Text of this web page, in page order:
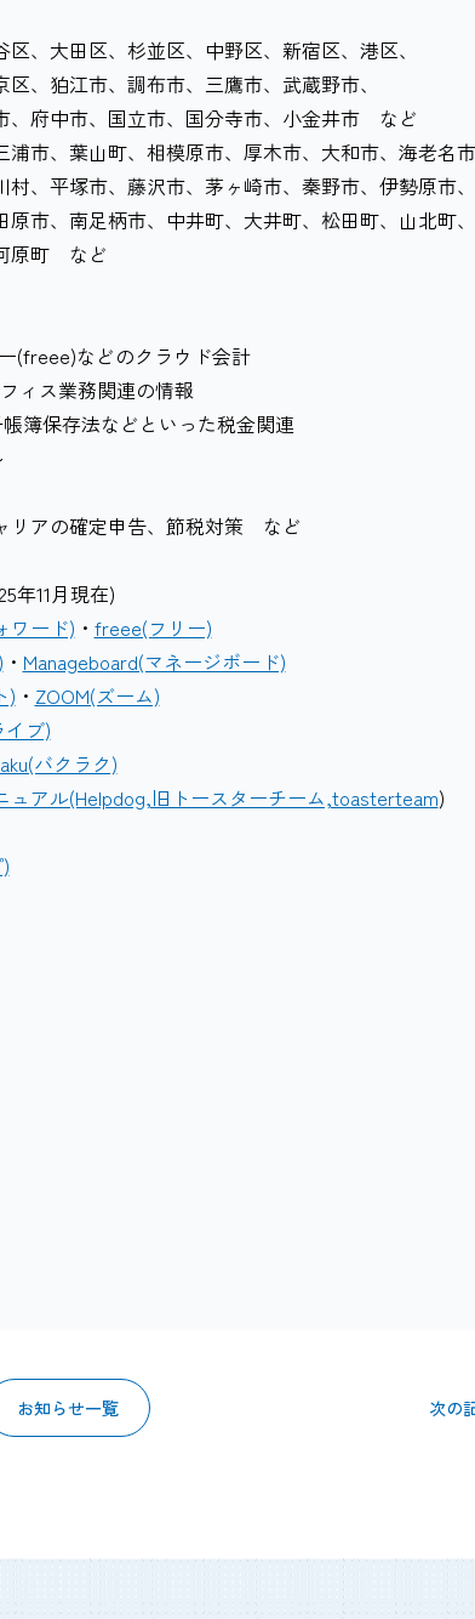
、大田区、杉並区、中野区、新宿区、港区、
江市、調布市、三鷹市、武蔵野市、
市、国立市、国分寺市、小金井市 など
市、葉山町、相模原市、厚木市、大和市、海老名
市、藤沢市、茅ヶ崎市、秦野市、伊勢原市、
足柄市、中井町、大井町、松田町、山北町、
町 など
(freee)などのクラウド会計
ィス業務関連の情報
簿保存法などといった税金関連
リアの確定申告、節税対策 など
年11月現在)
ワード) ・ freee(フリー)
・ Manageboard(マネージボード)
) ・ ZOOM(ズーム)
ブ)
バクラク)
ュアル(Helpdog,旧トースターチーム,toasterteam)
お知らせ一覧 次の